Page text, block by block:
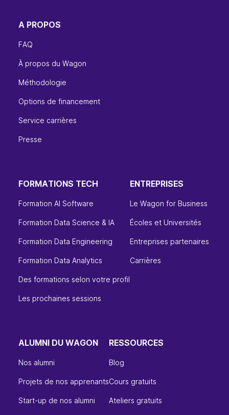
A PROPOS
FAQ
À propos du Wagon
Méthodologie
Options de financement
Service carrières
Presse
FORMATIONS TECH
Formation AI Software
Formation Data Science & IA
Formation Data Engineering
Formation Data Analytics
Des formations selon votre profil
Les prochaines sessions
ENTREPRISES
Le Wagon for Business
Écoles et Universités
Entreprises partenaires
Carrières
ALUMNI DU WAGON
Nos alumni
Projets de nos apprenants
Start-up de nos alumni
RESSOURCES
Blog
Cours gratuits
Ateliers gratuits